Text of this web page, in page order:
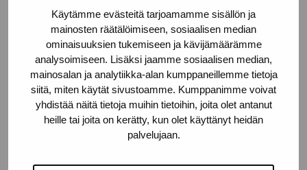
Käytämme evästeitä tarjoamamme sisällön ja
mainosten räätälöimiseen, sosiaalisen median
ominaisuuksien tukemiseen ja kävijämäärämme
analysoimiseen. Lisäksi jaamme sosiaalisen median,
mainosalan ja analytiikka-alan kumppaneillemme tietoja
siitä, miten käytät sivustoamme. Kumppanimme voivat
yhdistää näitä tietoja muihin tietoihin, joita olet antanut
heille tai joita on kerätty, kun olet käyttänyt heidän
palvelujaan.
Håll dig uppdaterad om aktuella
utställningar och evenemang